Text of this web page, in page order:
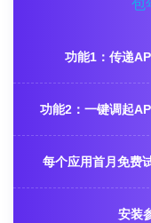
包
功能1：传递
功能2：一键调起
每个应用首月免费
安装